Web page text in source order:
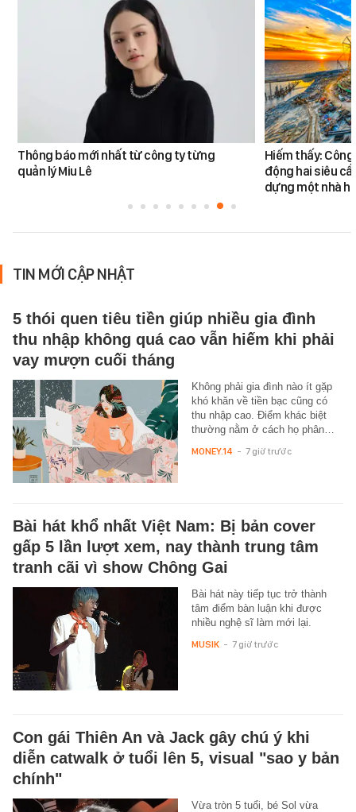
Thông báo mới nhất từ công ty từng
quản lý Miu Lê
Hiếm thấy:
động hai siêu
dựng một nhà
TIN MỚI CẬP NHẬT
5 thói quen tiêu tiền giúp nhiều gia đình
thu nhập không quá cao vẫn hiếm khi phải
vay mượn cuối tháng
Không phải gia đình nào ít gặp
khó khăn về tiền bạc cũng có
thu nhập cao. Điểm khác biệt
thường nằm ở cách họ phân…
MONEY.14 - 7 giờ trước
Bài hát khổ nhất Việt Nam: Bị bản cover
gấp 5 lần lượt xem, nay thành trung tâm
tranh cãi vì show Chông Gai
Bài hát này tiếp tục trở thành
tâm điểm bàn luận khi được
nhiều nghệ sĩ làm mới lại.
MUSIK - 7 giờ trước
Con gái Thiên An và Jack gây chú ý khi
diễn catwalk ở tuổi lên 5, visual "sao y bản
chính"
Vừa tròn 5 tuổi, bé Sol vừa